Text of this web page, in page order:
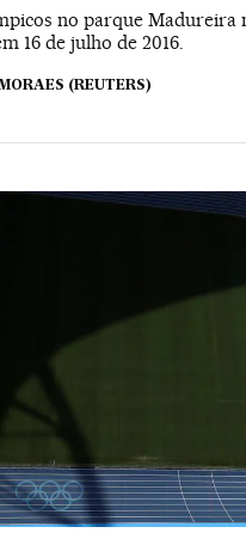
no parque Madureira
16 de julho de 2016.
(REUTERS)